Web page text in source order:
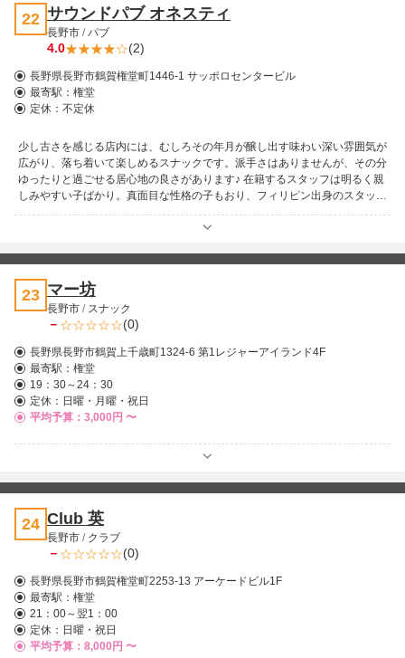
22 サウンドパブ オネスティ
長野市 /パブ
4.0 (2)
長野県長野市鶴賀権堂町1446-1 サッポロセンタービル
最寄駅： 権堂
定休：不定休
少し古さを感じる店内には、むしろその年月が醸し出す味わい深い雰囲気が
広がり、落ち着いて楽しめるスナックです。派手さはありませんが、その分
ゆったりと過ごせる居心地の良さがあります♪ 在籍するスタッフは明るく親
しみやすい子ばかり。真面目な性格の子もおり、フィリピン出身のスタッフ
も日本語がしっかり話せるため、初めての方でも安心して楽しめます。自然
と会話が弾み、温かい空気に包まれるひとときを過ごせます。 お店は「明
と、気さくなスタッフの温かさが魅力の一軒です。ぜひ一度足を運んでみて
ください！
23 マー坊
長野市 / スナック
－ (0)
長野県長野市鶴賀上千歳町1324-6 第1レジャーアイランド4F
最寄駅： 権堂
19：30～24：30
定休：日曜・月曜・祝日
平均予算：3,000円 〜
24 Club 英
長野市 / クラブ
－ (0)
長野県長野市鶴賀権堂町2253-13 アーケードビル1F
最寄駅： 権堂
21：00～翌1：00
定休：日曜・祝日
平均予算：8,000円 〜